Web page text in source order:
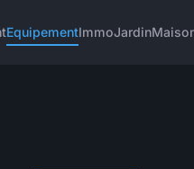
EquipementImmoJardin